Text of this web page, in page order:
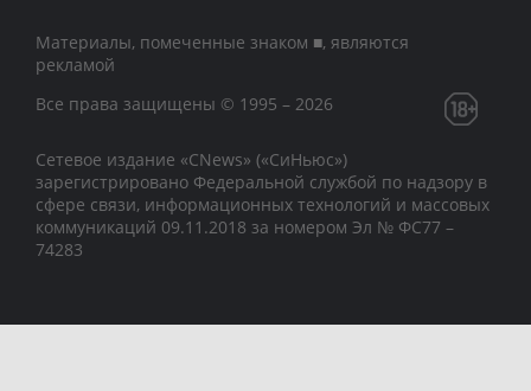
Материалы, помеченные знаком ■, являются
рекламой
Все права защищены © 1995 – 2026
Сетевое издание «CNews» («СиНьюс»)
зарегистрировано Федеральной службой по надзору в
сфере связи, информационных технологий и массовых
коммуникаций 09.11.2018 за номером Эл № ФС77 –
74283